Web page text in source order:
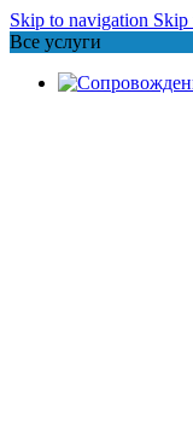
Skip to navigation Skip
Все услуги